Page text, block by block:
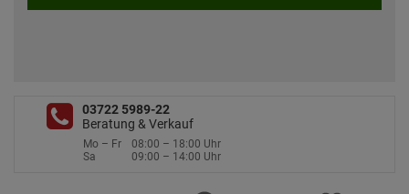
03722 5989-22
Beratung & Verkauf
Mo – Fr
08:00 – 18:00 Uhr
Sa
09:00 – 14:00 Uhr